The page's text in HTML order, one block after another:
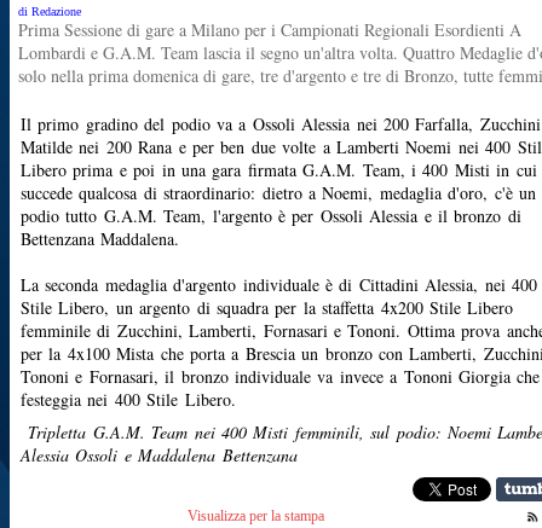
di Redazione
Prima Sessione di gare a Milano per i Campionati Regionali Esordienti A
Lombardi e G.A.M. Team lascia il segno un'altra volta. Quattro Medaglie
solo nella prima domenica di gare, tre d'argento e tre di Bronzo, tutte
Il primo gradino del podio va a Ossoli Alessia nei 200 Farfalla, Zucchini
Matilde nei 200 Rana e per ben due volte a Lamberti Noemi nei 400
Libero prima e poi in una gara firmata G.A.M. Team, i 400 Misti in cui
succede qualcosa di straordinario: dietro a Noemi, medaglia d'oro, c'è un
podio tutto G.A.M. Team, l'argento è per Ossoli Alessia e il bronzo di
Bettenzana Maddalena.
La seconda medaglia d'argento individuale è di Cittadini Alessia, nei 400
Stile Libero, un argento di squadra per la staffetta 4x200 Stile Libero
femminile di Zucchini, Lamberti, Fornasari e Tononi. Ottima prova
per la 4x100 Mista che porta a Brescia un bronzo con Lamberti,
Tononi e Fornasari, il bronzo individuale va invece a Tononi Giorgia che
festeggia nei 400 Stile Libero.
Tripletta G.A.M. Team nei 400 Misti femminili, sul podio: Noemi
Alessia Ossoli e Maddalena Bettenzana
Visualizza per la stampa